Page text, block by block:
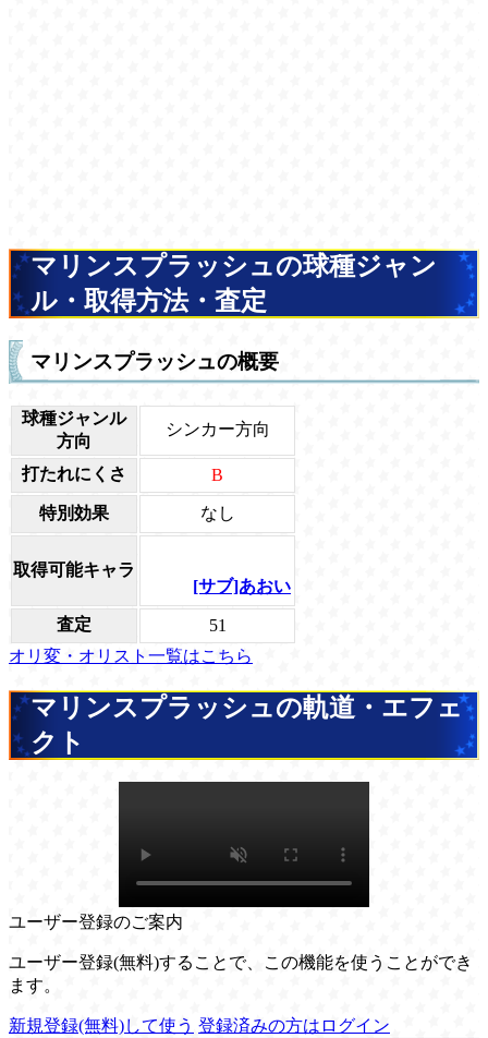
マリンスプラッシュの球種ジャン
ル・取得方法・査定
マリンスプラッシュの概要
球種ジャンル
方向
シンカー方向
打たれにくさ B
特別効果 なし
取得可能キャラ
[サブ]あおい
査定
51
オリ変・オリスト一覧はこちら
マリンスプラッシュの軌道・エフェ
クト
ユーザー登録のご案内
ユーザー登録(無料)することで、この機能を使うことができ
ます。
新規登録(無料)して使う 登録済みの方はログイン